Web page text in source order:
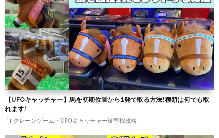
【UFOキャッチャー】馬を初期位置から1発で取る方法!種類は何でも取
れます!
クレーンゲーム・UFOキャッチャー確率機攻略